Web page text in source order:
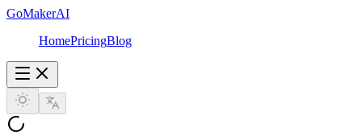
GoMakerAI
HomePricingBlog